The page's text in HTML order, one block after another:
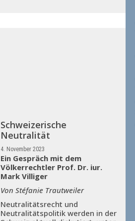
Schweizerische
Neutralität
4. November 2023
Ein Gespräch mit dem
Völkerrechtler Prof. Dr. iur.
Mark Villiger
Von Stéfanie Trautweiler
Neutralitätsrecht und
Neutralitätspolitik werden in der